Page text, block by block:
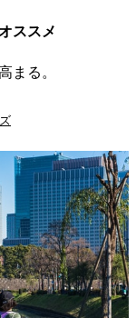
ススメ
まる。